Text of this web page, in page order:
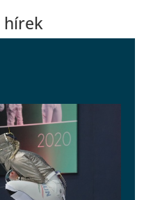
hírek